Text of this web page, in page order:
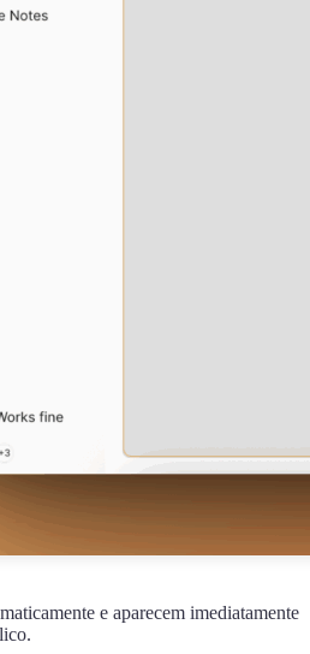
e aparecem imediatamente